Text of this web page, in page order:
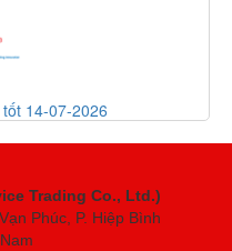
14-07-2026
Trading Co., Ltd.)
Phúc, P. Hiệp Bình
Nam